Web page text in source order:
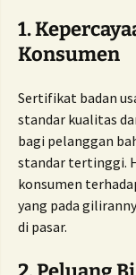
1.
Konsumen
Sertifikat badan
standar kualitas
bagi pelanggan
standar tertinggi.
konsumen
yang pada
di pasar.